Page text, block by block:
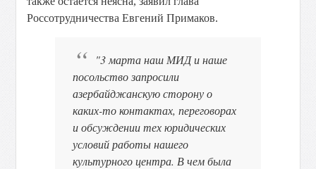
Россотрудничества Евгений Примаков.
"3 марта наш МИД и наше
посольство запросили
азербайджанскую сторону о
каких-то контактах, переговорах
и обсуждении тех юридических
условий работы нашего
культурного центра. В чем была